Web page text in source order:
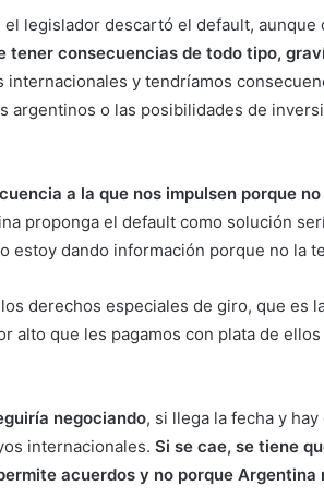
legislador descartó el default, aunque
tener consecuencias de todo tipo,
y tendríamos
argentinos o las posibilidades de
a la que nos impulsen porque
proponga el default como solución
estoy dando información porque no la
derechos especiales de giro, que es
alto que les pagamos con plata de
negociando, si llega la fecha y
internacionales. Si se cae, se tiene
acuerdos y no porque Argentina